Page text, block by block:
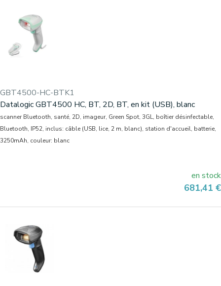
GBT4500-HC-BTK1
Datalogic GBT4500 HC, BT, 2D, BT, en kit (USB), blanc
scanner Bluetooth, santé, 2D, imageur, Green Spot, 3GL, boîtier désinfectable,
Bluetooth, IP52, inclus: câble (USB, lice, 2 m, blanc), station d'accueil, batterie,
3250mAh, couleur: blanc
en stock
Prix
681,41 €